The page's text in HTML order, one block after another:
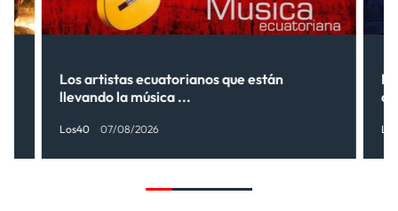
Los artistas ecuatorianos que están
llevando la música ...
Los40 07/08/2026